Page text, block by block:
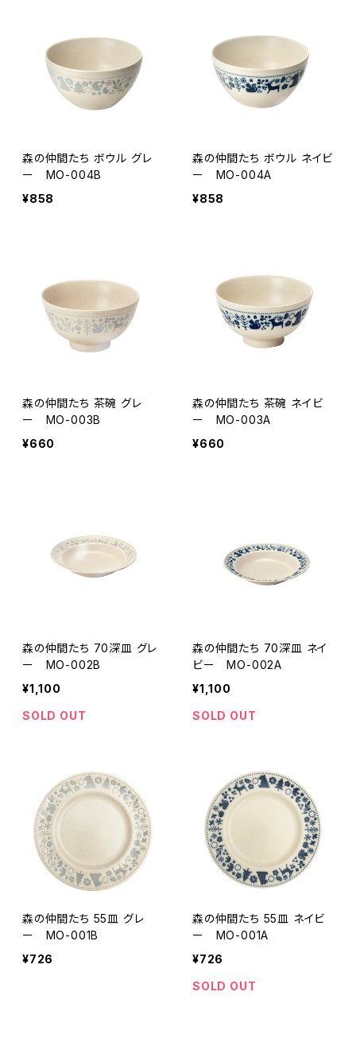
森の仲間たち ボウル グレ
ー MO-004B
¥858
森の仲間たち ボウル ネイビ
ー MO-004A
¥858
森の仲間たち 茶碗 グレ
ー MO-003B
¥660
森の仲間たち 茶碗 ネイビ
ー MO-003A
¥660
森の仲間たち 70深皿 グレ
ー MO-002B
¥1,100
SOLD OUT
森の仲間たち 70深皿 ネイ
ビー MO-002A
¥1,100
SOLD OUT
森の仲間たち 55皿 グレ
ー MO-001B
¥726
森の仲間たち 55皿 ネイビ
ー MO-001A
¥726
SOLD OUT